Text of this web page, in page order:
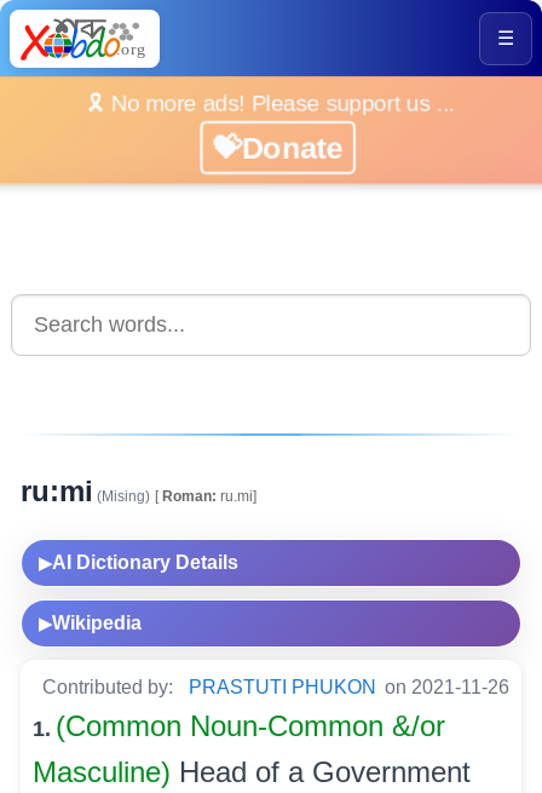
☰
🎗️ No more ads! Please support us ...
💝Donate
ru:mi (Mising) [Roman: ru.mi]
▶AI Dictionary Details
▶Wikipedia
Contributed by: PRASTUTI PHUKON on 2021-11-26
1. (Common Noun-Common &/or
Masculine) Head of a Government